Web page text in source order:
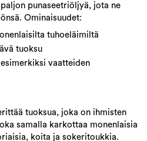
punaseetriöljyä, jota ne
Ominaisuudet:
tuhoeläimiltä
tuoksu
vaatteiden
tuoksua, joka on ihmisten
samalla karkottaa monenlaisia
koita ja sokeritoukkia.